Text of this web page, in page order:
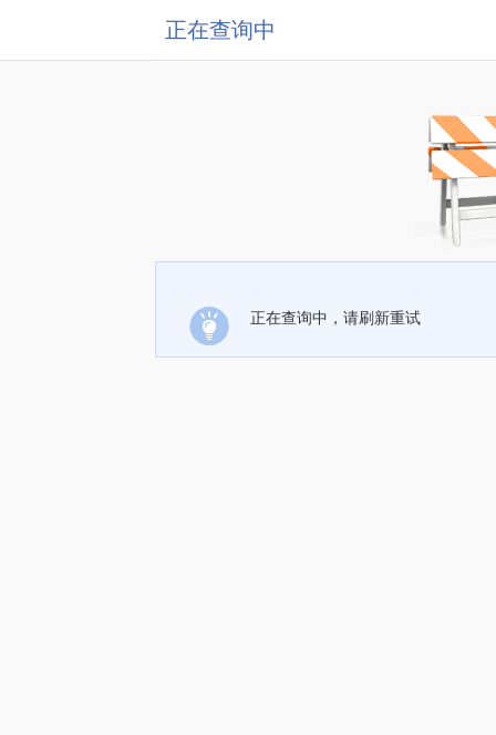
正在查询中
正在查询中，请刷新重试